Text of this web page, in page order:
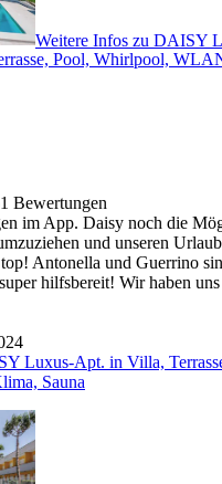
Weitere Infos zu DAISY
Pool, Whirlpool,
Bewertungen
im App. Daisy noch die
und unseren
Antonella und Guerrino
hilfsbereit! Wir haben
Luxus-Apt. in Villa,
Sauna